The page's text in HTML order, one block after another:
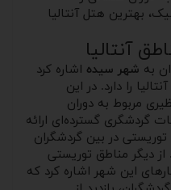
بهترین هتل آنتالیا
آنتالیا
به شهر سیده اشاره کرد
را دارد. در این
مربوط به دوران
گردشگری گسترده‌ای ارائه
در بین گردشگران
دیگر مناطق توریستی
این شهر اشاره کرد که